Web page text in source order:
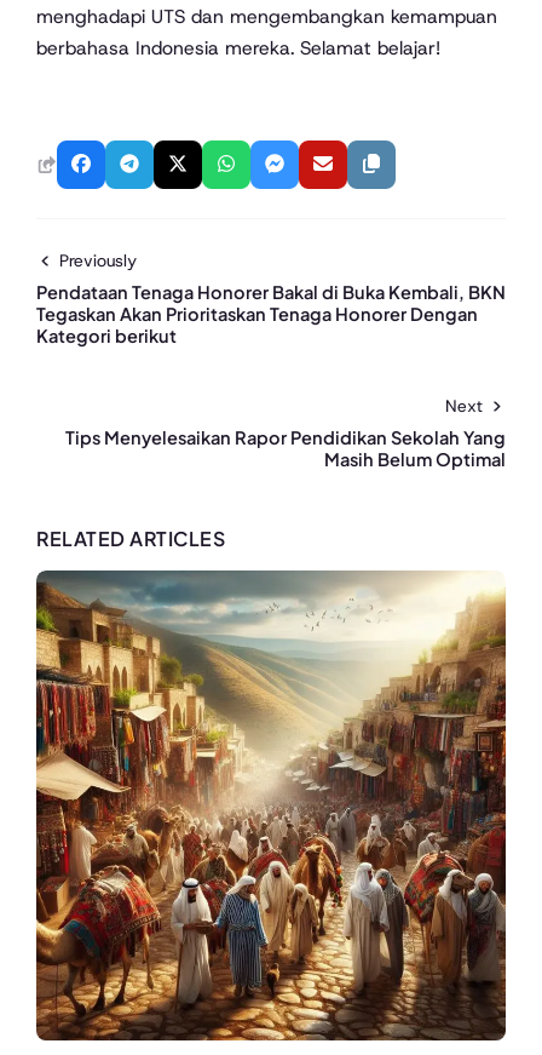
menghadapi UTS dan mengembangkan kemampuan
berbahasa Indonesia mereka. Selamat belajar!
Previously
Pendataan Tenaga Honorer Bakal di Buka Kembali, BKN
Tegaskan Akan Prioritaskan Tenaga Honorer Dengan
Kategori berikut
Next
Tips Menyelesaikan Rapor Pendidikan Sekolah Yang
Masih Belum Optimal
RELATED ARTICLES